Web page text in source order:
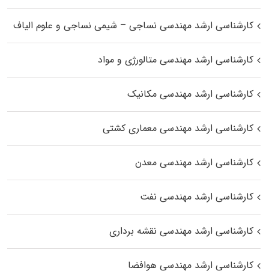
کارشناسی ارشد مهندسی نساجی – شیمی نساجی و علوم الیاف
کارشناسی ارشد مهندسی متالورژی و مواد
کارشناسی ارشد مهندسی مکانیک
کارشناسی ارشد مهندسی معماری کشتی
کارشناسی ارشد مهندسی معدن
کارشناسی ارشد مهندسی نفت
کارشناسی ارشد مهندسی نقشه برداری
کارشناسی ارشد مهندسی هوافضا